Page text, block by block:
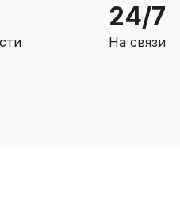
24/7
На связи